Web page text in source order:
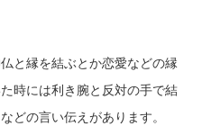
と縁を結ぶとか恋愛などの縁
時には利き腕と反対の手で結
どの言い伝えがあります。